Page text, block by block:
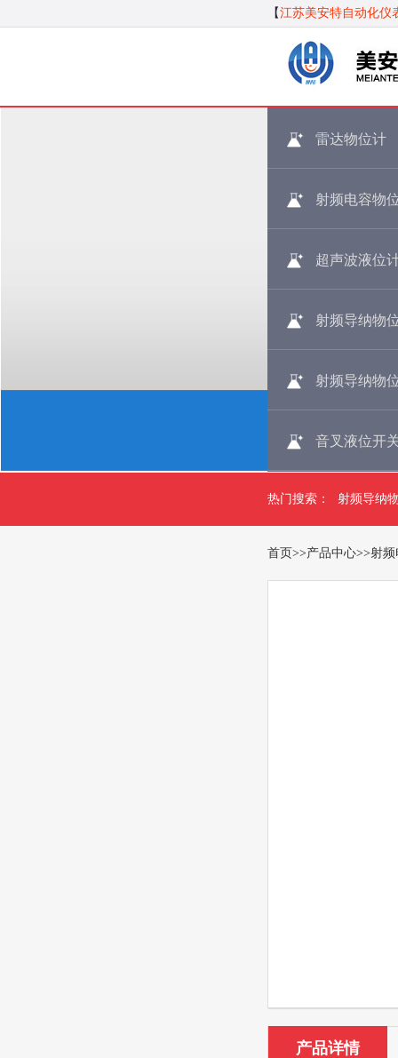
【江苏美安特自动化仪
雷达物位计
射频电容物
超声波液位
射频导纳物
射频导纳物
音叉液位开
热门搜索： 射频导纳
首页>>产品中心>>射频
产品详情